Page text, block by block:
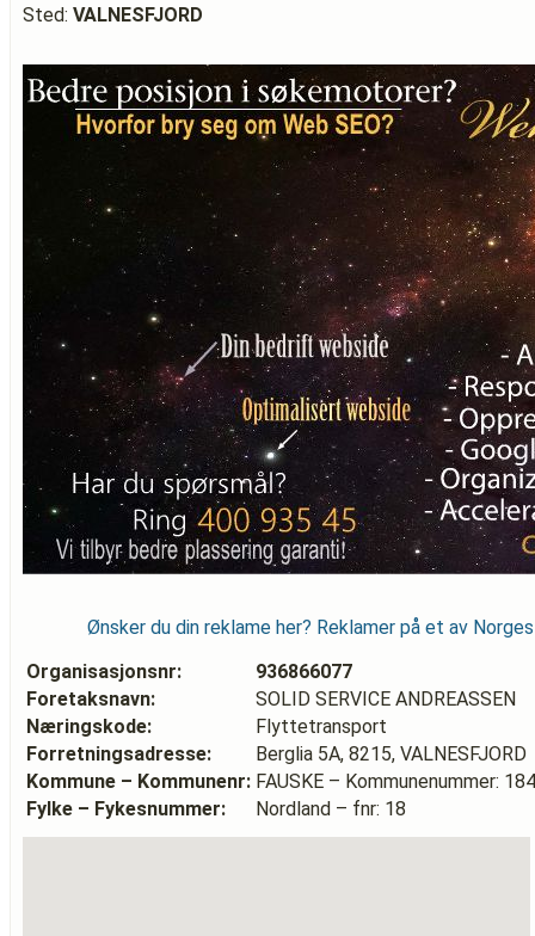
Sted: VALNESFJORD
Ønsker du din reklame her? Reklamer på et av
Organisasjonsnr:
936866077
Foretaksnavn:
SOLID SERVICE ANDREASSEN
Næringskode:
Flyttetransport
Forretningsadresse:
Berglia 5A, 8215, VALNESFJORD
Kommune – Kommunenr: FAUSKE – Kommunenummer:
Fylke – Fykesnummer:
Nordland – fnr: 18